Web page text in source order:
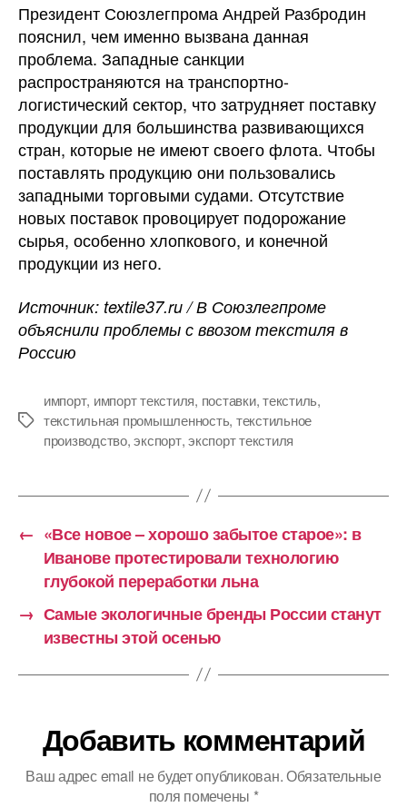
Президент Союзлегпрома Андрей Разбродин
пояснил, чем именно вызвана данная
проблема. Западные санкции
распространяются на транспортно-
логистический сектор, что затрудняет поставку
продукции для большинства развивающихся
стран, которые не имеют своего флота. Чтобы
поставлять продукцию они пользовались
западными торговыми судами. Отсутствие
новых поставок провоцирует подорожание
сырья, особенно хлопкового, и конечной
продукции из него.
Источник: textile37.ru / В Союзлегпроме
объяснили проблемы с ввозом текстиля в
Россию
Метки
импорт, импорт текстиля, поставки,текстиль,
текстильная промышленность, текстильное
производство,экспорт,экспорт текстиля
← «Все новое – хорошо забытое старое»: в
Иванове протестировали технологию
глубокой переработки льна
→ Самые экологичные бренды России станут
известны этой осенью
Добавить комментарий
Ваш адрес email не будет опубликован.Обязательные
поля помечены *